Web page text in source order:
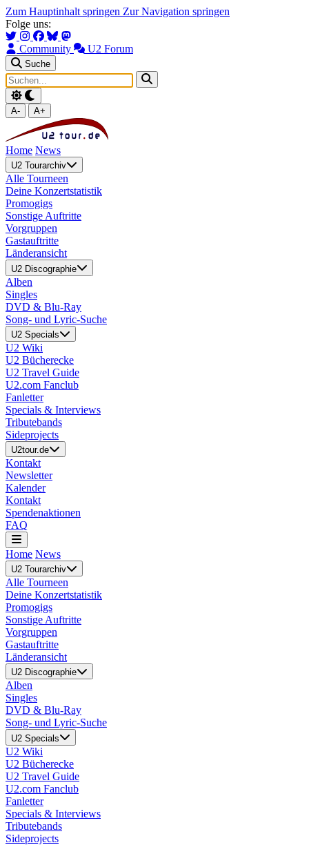
Zum Hauptinhalt springen Zur Navigation springen
Folge uns:
Community U2 Forum
Suche
A- A+
Home News
U2 Tourarchiv
Alle Tourneen
Deine Konzertstatistik
Promogigs
Sonstige Auftritte
Vorgruppen
Gastauftritte
Länderansicht
U2 Discographie
Alben
Singles
DVD & Blu-Ray
Song- und Lyric-Suche
U2 Specials
U2 Wiki
U2 Bücherecke
U2 Travel Guide
U2.com Fanclub
Fanletter
Specials & Interviews
Tributebands
Sideprojects
U2tour.de
Kontakt
Newsletter
Kalender
Kontakt
Spendenaktionen
FAQ
Home News
U2 Tourarchiv
Alle Tourneen
Deine Konzertstatistik
Promogigs
Sonstige Auftritte
Vorgruppen
Gastauftritte
Länderansicht
U2 Discographie
Alben
Singles
DVD & Blu-Ray
Song- und Lyric-Suche
U2 Specials
U2 Wiki
U2 Bücherecke
U2 Travel Guide
U2.com Fanclub
Fanletter
Specials & Interviews
Tributebands
Sideprojects